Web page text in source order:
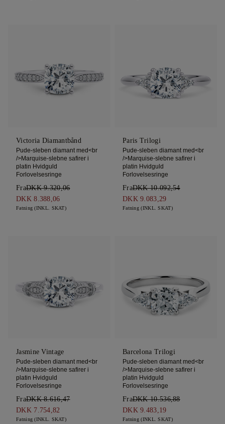
Victoria Diamantbånd
Pude-sleben diamant med<br
/>Marquise-slebne safirer i
platin Hvidguld
Forlovelsesringe
FraDKK 9.320,06
DKK 8.388,06
Fatning (INKL. SKAT)
Paris Trilogi
Pude-sleben diamant med<br
/>Marquise-slebne safirer i
platin Hvidguld
Forlovelsesringe
FraDKK 10.092,54
DKK 9.083,29
Fatning (INKL. SKAT)
Jasmine Vintage
Pude-sleben diamant med<br
/>Marquise-slebne safirer i
platin Hvidguld
Forlovelsesringe
FraDKK 8.616,47
DKK 7.754,82
Fatning (INKL. SKAT)
Barcelona Trilogi
Pude-sleben diamant med<br
/>Marquise-slebne safirer i
platin Hvidguld
Forlovelsesringe
FraDKK 10.536,88
DKK 9.483,19
Fatning (INKL. SKAT)